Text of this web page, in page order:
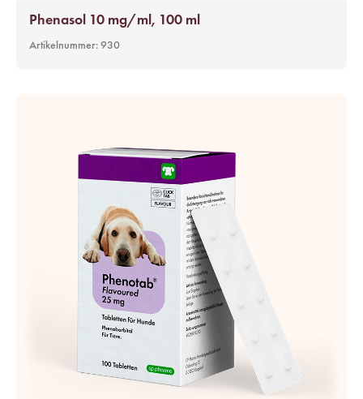
Phenasol 10 mg/ml, 100 ml
Artikelnummer:930